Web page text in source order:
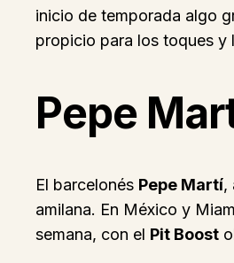
inicio de temporada algo
propicio para los toques y
Pepe
El barcelonés Pepe Martí,
amilana. En México y
semana, con el Pit Boost